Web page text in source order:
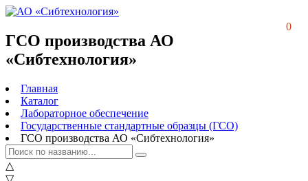
0
ГСО производства АО
«Сибтехнология»
Главная
Каталог
Лабораторное обеспечение
Государственные стандартные образцы (ГСО)
ГСО производства АО «Сибтехнология»
△
▽